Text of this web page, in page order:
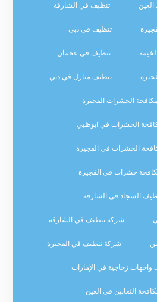
تنظيف في الشارقة
تنظيف في دبي
تنظيف في عجمان
تنظيف منازل في دبي
الحشرات الفجيرة
الحشرات في ابوظبي
الحشرات في الفجيرة
حشرات في الفجيرة
السجاد في الشارقة
شركة تنظيف في الشارقة
شركة تنظيف في الفجيرة
زجاجية في الإمارات
الثعابين في العين